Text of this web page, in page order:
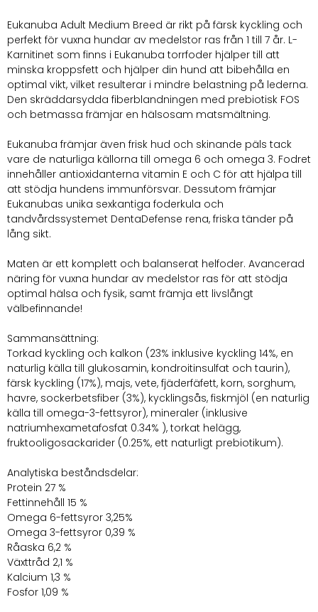
Eukanuba Adult Medium Breed är rikt på färsk kyckling och
perfekt för vuxna hundar av medelstor ras från 1 till 7 år. L-
Karnitinet som finns i Eukanuba torrfoder hjälper till att
minska kroppsfett och hjälper din hund att bibehålla en
optimal vikt, vilket resulterar i mindre belastning på lederna.
Den skräddarsydda fiberblandningen med prebiotisk FOS
och betmassa främjar en hälsosam matsmältning.
Eukanuba främjar även frisk hud och skinande päls tack
vare de naturliga källorna till omega 6 och omega 3. Fodret
innehåller antioxidanterna vitamin E och C för att hjälpa till
att stödja hundens immunförsvar. Dessutom främjar
Eukanubas unika sexkantiga foderkula och
tandvårdssystemet DentaDefense rena, friska tänder på
lång sikt.
Maten är ett komplett och balanserat helfoder. Avancerad
näring för vuxna hundar av medelstor ras för att stödja
optimal hälsa och fysik, samt främja ett livslångt
välbefinnande!
Sammansättning:
Torkad kyckling och kalkon (23% inklusive kyckling 14%, en
naturlig källa till glukosamin, kondroitinsulfat och taurin),
färsk kyckling (17%), majs, vete, fjäderfäfett, korn, sorghum,
havre, sockerbetsfiber (3%), kycklingsås, fiskmjöl (en naturlig
källa till omega-3-fettsyror), mineraler (inklusive
natriumhexametafosfat 0.34% ), torkat helägg,
fruktooligosackarider (0.25%, ett naturligt prebiotikum).
Analytiska beståndsdelar:
Protein 27 %
Fettinnehåll 15 %
Omega 6-fettsyror 3,25%
Omega 3-fettsyror 0,39 %
Råaska 6,2 %
Växttråd 2,1 %
Kalcium 1,3 %
Fosfor 1,09 %